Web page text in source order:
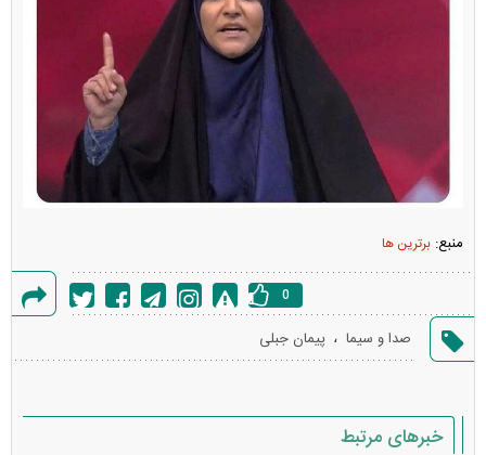
منبع: برترین ها
خطا
0
صدا و سیما ، پیمان جبلی
خبرهای مرتبط